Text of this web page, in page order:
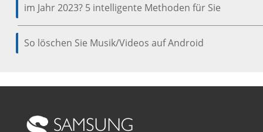
im Jahr 2023? 5 intelligente Methoden für Sie
So löschen Sie Musik/Videos auf Android